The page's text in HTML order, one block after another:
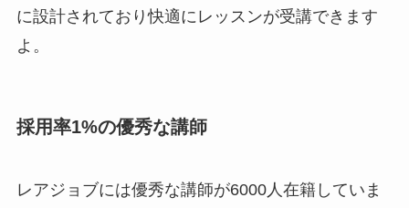
に設計されており快適にレッスンが受講できます
よ。
採用率1%の優秀な講師
レアジョブには優秀な講師が6000人在籍していま